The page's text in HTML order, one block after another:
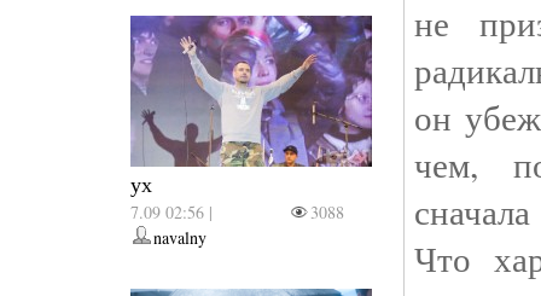
ух
7.09 02:56 |
3088
navalny
не
он
чем,
Что